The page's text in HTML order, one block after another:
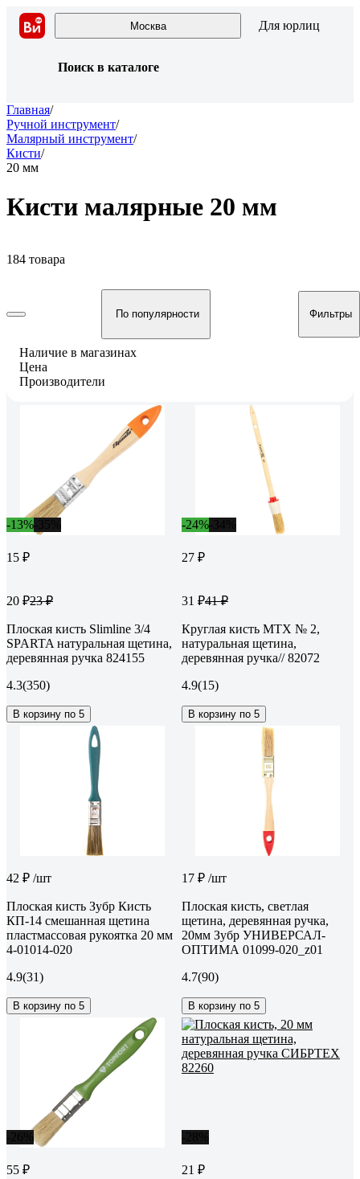
Москва Для юрлиц
Поиск в каталоге
Главная/
Ручной инструмент/
Малярный инструмент/
Кисти/
20 мм
Кисти малярные 20 мм
184 товара
По популярности Фильтры
Наличие в магазинах
Цена
Производители
-13%
15 ₽
20 ₽23 ₽
Плоская кисть Slimline 3/4
SPARTA натуральная щетина,
деревянная ручка 824155
4.3(350)
В корзину по 5
-24%
27 ₽
31 ₽41 ₽
Круглая кисть MTX № 2,
натуральная щетина,
деревянная ручка// 82072
4.9(15)
В корзину по 5
42 ₽ /шт
Плоская кисть Зубр Кисть
КП-14 смешанная щетина
пластмассовая рукоятка 20 мм
4-01014-020
4.9(31)
В корзину по 5
17 ₽ /шт
Плоская кисть, светлая
щетина, деревянная ручка,
20мм Зубр УНИВЕРСАЛ-
ОПТИМА 01099-020_z01
4.7(90)
В корзину по 5
55 ₽ 21 ₽